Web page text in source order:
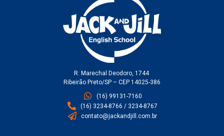
R: Marechal Deodoro, 1744
Ribeirão Preto/SP – CEP 14025-386
(16) 99131-7160
(16) 3234-8766 / 3234-8767
contato@jackandjill.com.br